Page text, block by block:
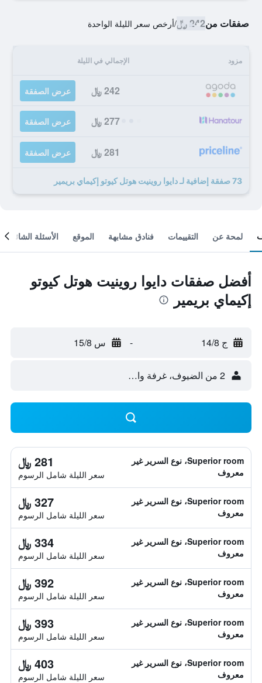
صفقات من242 ﷼ /أرخص سعر الليلة الواحدة
مزود الإجمالي في الليلة
242 ﷼ عرض الصفقة
277 ﷼ عرض الصفقة
281 ﷼ عرض الصفقة
73 صفقة إضافية لـ دايوا روينيت هوتل كيوتو إكيماي بريمير
لمحة عن التقييمات فنادق مشابهة الموقع الأسئلة الشائعة
أفضل صفقات دايوا روينيت هوتل كيوتو
إكيماي بريمير
ج 14/8 - س 15/8
2 من الضيوف، غرفة واحدة
Superior room، نوع السرير غير
معروف
281 ﷼
سعر الليلة شامل الرسوم
Superior room، نوع السرير غير
معروف
327 ﷼
سعر الليلة شامل الرسوم
Superior room، نوع السرير غير
معروف
334 ﷼
سعر الليلة شامل الرسوم
Superior room، نوع السرير غير
معروف
392 ﷼
سعر الليلة شامل الرسوم
Superior room، نوع السرير غير
معروف
393 ﷼
سعر الليلة شامل الرسوم
Superior room، نوع السرير غير
معروف
403 ﷼
سعر الليلة شامل الرسوم